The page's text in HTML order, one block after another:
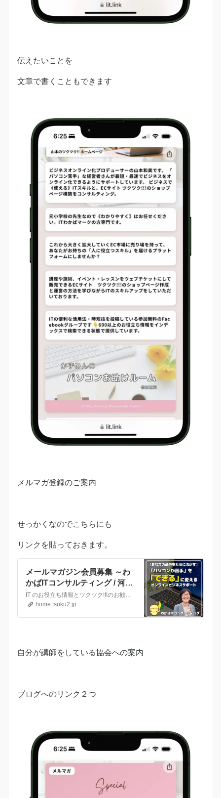
伝えたいことを
文章で書くこともできます
メルマガ登録のご案内
せっかくなのでこちらにも
リンクを貼っておきます。
メールマガジン会員募集 ～わ
かばITコンサルティング / 河内
長野市～
home.tsuku2.jp
自分が講師をしている協会への案内
ブログへのリンク２つ